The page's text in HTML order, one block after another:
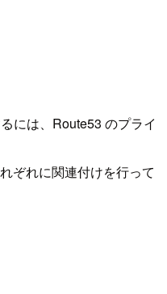
には、Route53 のプライ
ぞれに関連付けを行って